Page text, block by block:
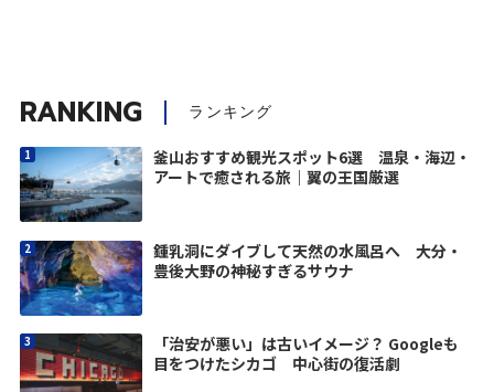
RANKING ランキング
釜山おすすめ観光スポット6選 温泉・海辺・
アートで癒される旅｜翼の王国厳選
鍾乳洞にダイブして天然の水風呂へ 大分・
豊後大野の神秘すぎるサウナ
「治安が悪い」は古いイメージ？ Googleも
目をつけたシカゴ 中心街の復活劇